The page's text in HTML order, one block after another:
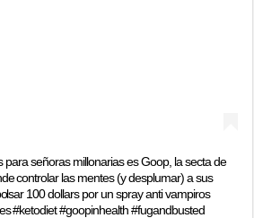
señoras millonarias es Goop, la secta de
controlar las mentes (y desplumar) a sus
100 dollars por un spray anti vampiros
#ketodiet #goopinhealth #fugandbusted